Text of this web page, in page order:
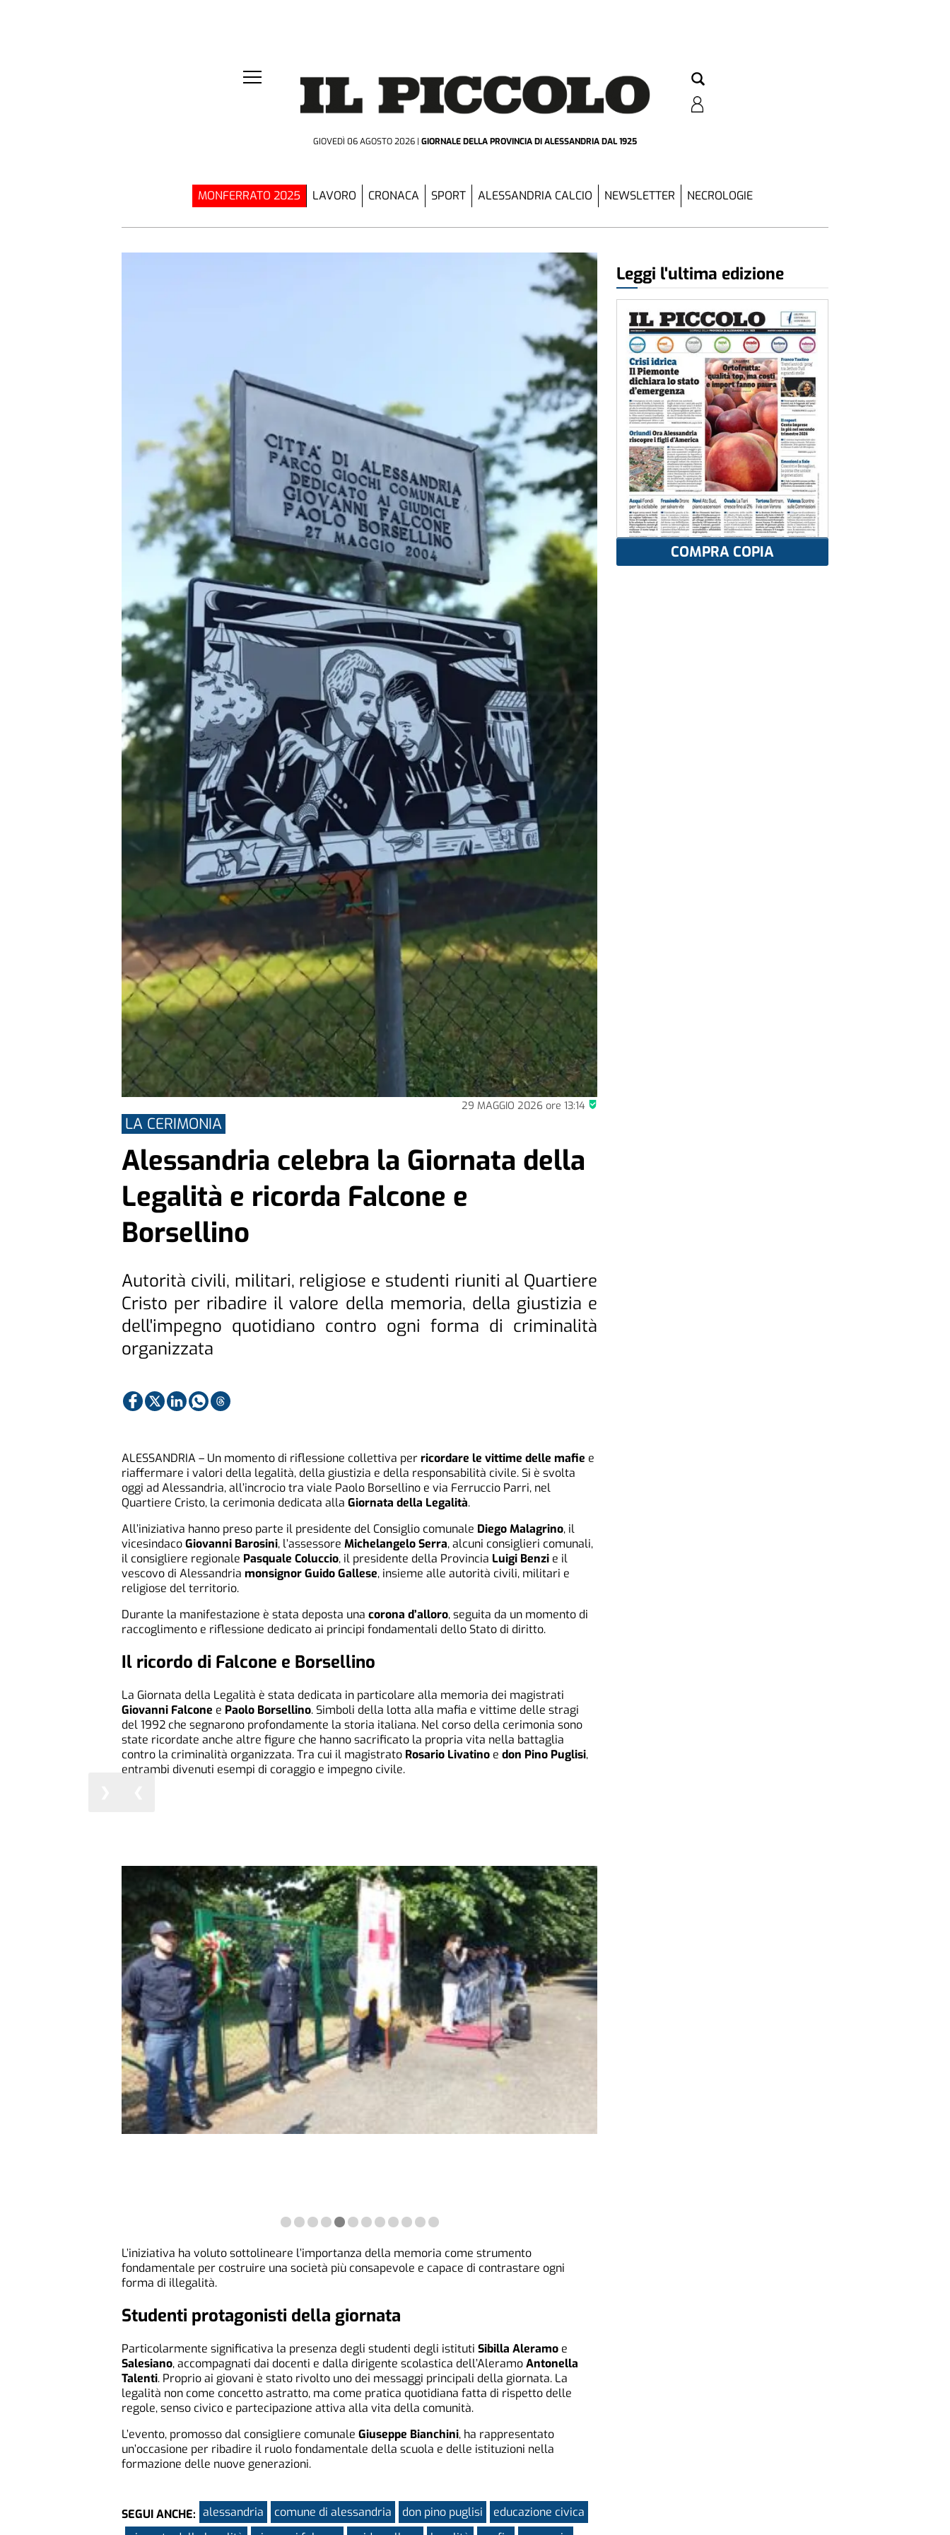
GIOVEDÌ 06 AGOSTO 2026 GIORNALE DELLA PROVINCIADI ALESSANDRIA DAL 1925
MONFERRATO 2025 LAVORO CRONACA SPORT ALESSANDRIA CALCIO NEWSLETTER NECROLOGIE
29 MAGGIO 2026ore 13:14
LA CERIMONIA
Alessandria celebra la Giornata della
Legalità e ricorda Falcone e
Borsellino
Autorità civili, militari, religiose e studenti riuniti al Quartiere
Cristo per ribadire il valore della memoria, della giustizia e
dell'impegno quotidiano contro ogni forma di criminalità
organizzata
ALESSANDRIA – Un momento di riflessione collettiva perricordare le vittime delle mafie e
riaffermare i valori della legalità, della giustizia e della responsabilità civile. Si è svolta
oggi ad Alessandria, all’incrocio tra viale Paolo Borsellino e via Ferruccio Parri, nel
Quartiere Cristo, la cerimonia dedicata alla Giornata della Legalità.
All’iniziativa hanno preso parte il presidente del Consiglio comunale Diego Malagrino, il
vicesindacoGiovanni Barosini, l’assessore Michelangelo Serra, alcuni consiglieri comunali,
il consigliere regionale Pasquale Coluccio, il presidente della Provincia Luigi Benzi e il
vescovo di Alessandria monsignor Guido Gallese, insieme alle autorità civili, militari e
religiose del territorio.
Durante la manifestazione è stata deposta una corona d’alloro, seguita da un momento di
raccoglimento e riflessione dedicato ai principi fondamentali dello Stato di diritto.
Il ricordo di Falcone e Borsellino
La Giornata della Legalità è stata dedicata in particolare alla memoria dei magistrati
Giovanni Falcone e Paolo Borsellino. Simboli della lotta alla mafia e vittime delle stragi
del 1992 che segnarono profondamente la storia italiana. Nel corso della cerimonia sono
state ricordate anche altre figure che hanno sacrificato la propria vita nella battaglia
contro la criminalità organizzata. Tra cui il magistrato Rosario Livatino e don Pino Puglisi,
entrambi divenuti esempi di coraggio e impegno civile.
L’iniziativa ha voluto sottolineare l’importanza della memoria come strumento
fondamentale per costruire una società più consapevole e capace di contrastare ogni
forma di illegalità.
Studenti protagonisti della giornata
Particolarmente significativa la presenza degli studenti degli istituti Sibilla Aleramo e
Salesiano, accompagnati dai docenti e dalla dirigente scolastica dell’AleramoAntonella
Talenti. Proprio ai giovani è stato rivolto uno dei messaggi principali della giornata. La
legalità non come concetto astratto, ma come pratica quotidiana fatta di rispetto delle
regole, senso civico e partecipazione attiva alla vita della comunità.
L’evento, promosso dal consigliere comunale Giuseppe Bianchini, ha rappresentato
un’occasione per ribadire il ruolo fondamentale della scuola e delle istituzioni nella
formazione delle nuove generazioni.
SEGUI ANCHE: alessandria comune di alessandria don pino puglisi
educazione civica
Leggi l'ultima edizione
COMPRA COPIA